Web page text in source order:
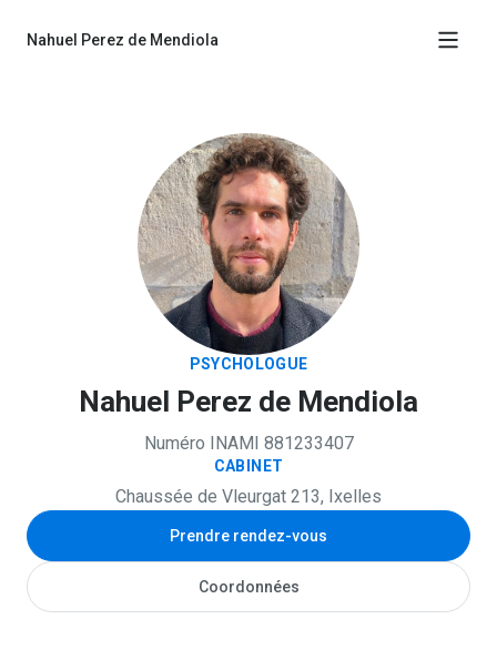
Nahuel Perez de Mendiola
Types de consultation
CV
Prendre rendez-vous
PSYCHOLOGUE
Nahuel Perez de Mendiola
Numéro INAMI 881233407
CABINET
Chaussée de Vleurgat 213, Ixelles
Prendre rendez-vous
Coordonnées